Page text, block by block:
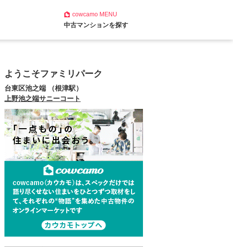
cowcamoMENU
中古マンションを探す
ようこそファミリパーク
台東区池之端 （根津駅）
上野池之端サニーコート